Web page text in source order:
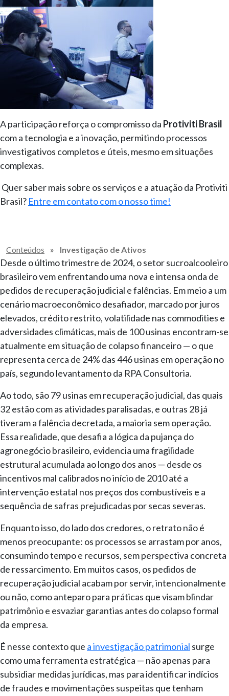
A participação reforça o compromisso da Protiviti Brasil
com a tecnologia e a inovação, permitindo processos
investigativos completos e úteis, mesmo em situações
complexas.
Quer saber mais sobre os serviços e a atuação da Protiviti
Brasil? Entre em contato com o nosso time!
Conteúdos » Investigação de Ativos
Desde o último trimestre de 2024, o setor sucroalcooleiro
brasileiro vem enfrentando uma nova e intensa onda de
pedidos de recuperação judicial e falências. Em meio a um
cenário macroeconômico desafiador, marcado por juros
elevados, crédito restrito, volatilidade nas commodities e
adversidades climáticas, mais de 100 usinas encontram-se
atualmente em situação de colapso financeiro — o que
representa cerca de 24% das 446 usinas em operação no
país, segundo levantamento da RPA Consultoria.
Ao todo, são 79 usinas em recuperação judicial, das quais
32 estão com as atividades paralisadas, e outras 28 já
tiveram a falência decretada, a maioria sem operação.
Essa realidade, que desafia a lógica da pujança do
agronegócio brasileiro, evidencia uma fragilidade
estrutural acumulada ao longo dos anos — desde os
incentivos mal calibrados no início de 2010 até a
intervenção estatal nos preços dos combustíveis e a
sequência de safras prejudicadas por secas severas.
Enquanto isso, do lado dos credores, o retrato não é
menos preocupante: os processos se arrastam por anos,
consumindo tempo e recursos, sem perspectiva concreta
de ressarcimento. Em muitos casos, os pedidos de
recuperação judicial acabam por servir, intencionalmente
ou não, como anteparo para práticas que visam blindar
patrimônio e esvaziar garantias antes do colapso formal
da empresa.
É nesse contexto que a investigação patrimonial surge
como uma ferramenta estratégica — não apenas para
subsidiar medidas jurídicas, mas para identificar indícios
de fraudes e movimentações suspeitas que tenham